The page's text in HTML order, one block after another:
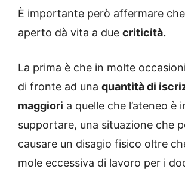
È importante però affermare
aperto dà vita a due criticità.
La prima è che in molte
di fronte ad una quantità di
maggiori a quelle che l’ateneo è
supportare, una situazione che
causare un disagio fisico oltre
mole eccessiva di lavoro per i